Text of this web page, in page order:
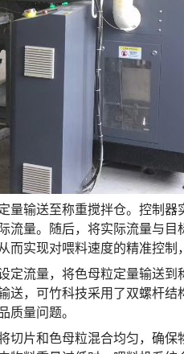
量输送至称重搅拌仓。控制
量。随后，将实际流量与
实现对喂料速度的精准控制
定流量，将色母粒定量输送
送，可竹科技采用了双螺杆
质量问题。
切片和色母粒混合均匀，确